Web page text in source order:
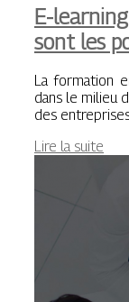
E-
sont les
La formation
dans le milieu
des
Lire la suite